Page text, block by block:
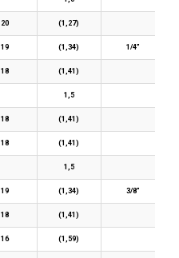
20 (1,27)
19 (1,34) 1/4”
18 (1,41)
1,5
18 (1,41)
18 (1,41)
1,5
19 (1,34) 3/8”
18 (1,41)
16 (1,59)